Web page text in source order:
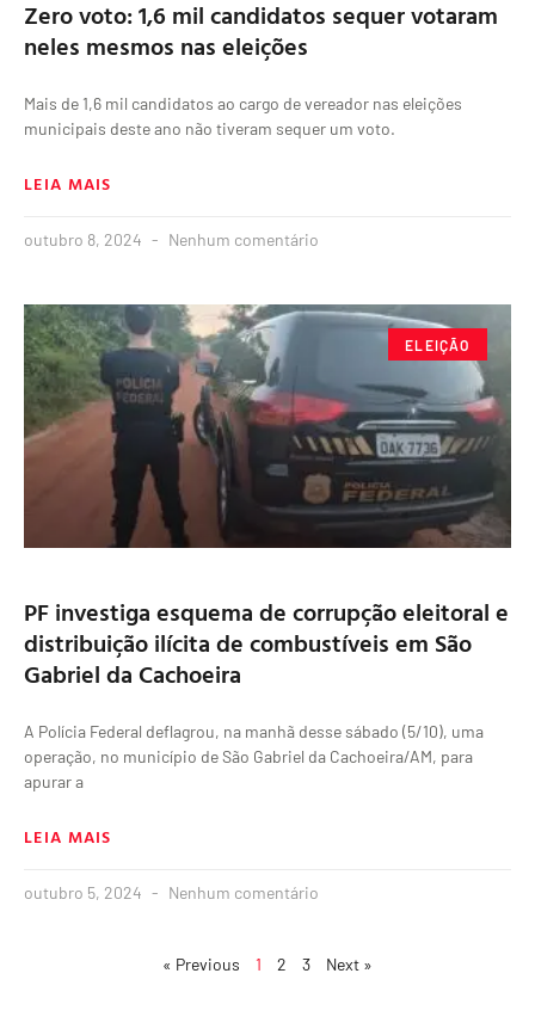
Zero voto: 1,6 mil candidatos sequer votaram
neles mesmos nas eleições
Mais de 1,6 mil candidatos ao cargo de vereador nas eleições
municipais deste ano não tiveram sequer um voto.
LEIA MAIS
outubro 8, 2024 Nenhum comentário
ELEIÇÃO
PF investiga esquema de corrupção eleitoral e
distribuição ilícita de combustíveis em São
Gabriel da Cachoeira
A Polícia Federal deflagrou, na manhã desse sábado (5/10), uma
operação, no município de São Gabriel da Cachoeira/AM, para
apurar a
LEIA MAIS
outubro 5, 2024 Nenhum comentário
« Previous 1 2 3 Next »